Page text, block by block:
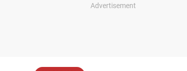
Advertisement